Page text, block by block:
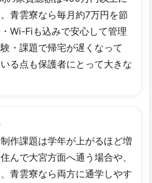
青雲寮なら毎月約7万円を節
Wi-Fiも込みで安心して管理
・課題で帰宅が遅くなって
る点も保護者にとって大きな
作課題は学年が上がるほど増
んで大宮方面へ通う場合や、
青雲寮なら両方に通学しやす